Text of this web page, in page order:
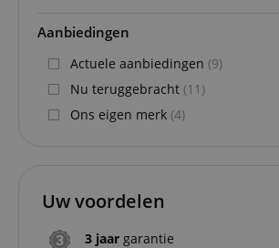
Aanbiedingen
Actuele aanbiedingen (9)
Nu teruggebracht (11)
Ons eigen merk (4)
Uw voordelen
3 jaar garantie